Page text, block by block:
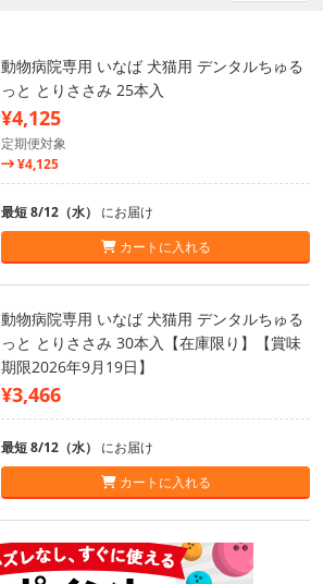
動物病院専用 いなば 犬猫用 デンタルちゅる
っと とりささみ 25本入
¥4,125
定期便対象
¥4,125
最短 8/12（水） にお届け
カートに入れる
動物病院専用 いなば 犬猫用 デンタルちゅる
っと とりささみ 30本入【在庫限り】【賞味
期限2026年9月19日】
¥3,466
最短 8/12（水） にお届け
カートに入れる